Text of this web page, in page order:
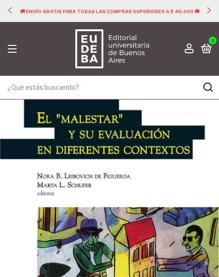
🚚 ENVÍO GRATIS PARA TODAS LAS COMPRAS SUPERIORES A $ 40.000 🚚
0